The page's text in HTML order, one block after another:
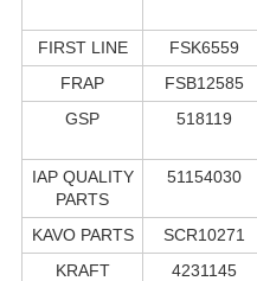
FIRST LINE FSK6559
FRAP
FSB12585
GSP
518119
IAP QUALITY
PARTS
51154030
KAVO PARTS SCR10271
KRAFT
4231145